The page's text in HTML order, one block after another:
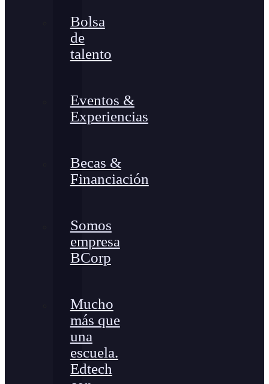
Bolsa
de
talento
Eventos &
Experiencias
Becas &
Financiación
Somos
empresa
BCorp
Mucho
más que
una
escuela.
Edtech